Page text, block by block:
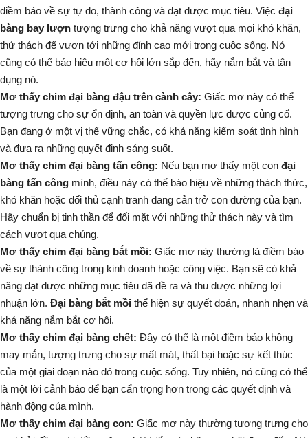
điềm báo về sự tự do, thành công và đạt được mục tiêu. Việc đại
bàng bay lượn tượng trưng cho khả năng vượt qua mọi khó khăn,
thử thách để vươn tới những đỉnh cao mới trong cuộc sống. Nó
cũng có thể báo hiệu một cơ hội lớn sắp đến, hãy nắm bắt và tận
dụng nó.
Mơ thấy chim đại bàng đậu trên cành cây: Giấc mơ này có thể
tượng trưng cho sự ổn định, an toàn và quyền lực được củng cố.
Bạn đang ở một vị thế vững chắc, có khả năng kiểm soát tình hình
và đưa ra những quyết định sáng suốt.
Mơ thấy chim đại bàng tấn công: Nếu bạn mơ thấy một con đại
bàng tấn công mình, điều này có thể báo hiệu về những thách thức,
khó khăn hoặc đối thủ cạnh tranh đang cản trở con đường của bạn.
Hãy chuẩn bị tinh thần để đối mặt với những thử thách này và tìm
cách vượt qua chúng.
Mơ thấy chim đại bàng bắt mồi: Giấc mơ này thường là điềm báo
về sự thành công trong kinh doanh hoặc công việc. Bạn sẽ có khả
năng đạt được những mục tiêu đã đề ra và thu được những lợi
nhuận lớn. Đại bàng bắt mồi thể hiện sự quyết đoán, nhanh nhẹn và
khả năng nắm bắt cơ hội.
Mơ thấy chim đại bàng chết: Đây có thể là một điềm báo không
may mắn, tượng trưng cho sự mất mát, thất bại hoặc sự kết thúc
của một giai đoạn nào đó trong cuộc sống. Tuy nhiên, nó cũng có thể
là một lời cảnh báo để bạn cẩn trọng hơn trong các quyết định và
hành động của mình.
Mơ thấy chim đại bàng con: Giấc mơ này thường tượng trưng cho